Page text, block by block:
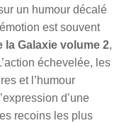
un humour décalé
est souvent
la Galaxie volume 2,
échevelée, les
et l’humour
d’une
recoins les plus